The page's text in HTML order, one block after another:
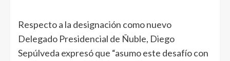
Respecto a la designación como nuevo
Delegado Presidencial de Ñuble, Diego
Sepúlveda expresó que “asumo este desafío con